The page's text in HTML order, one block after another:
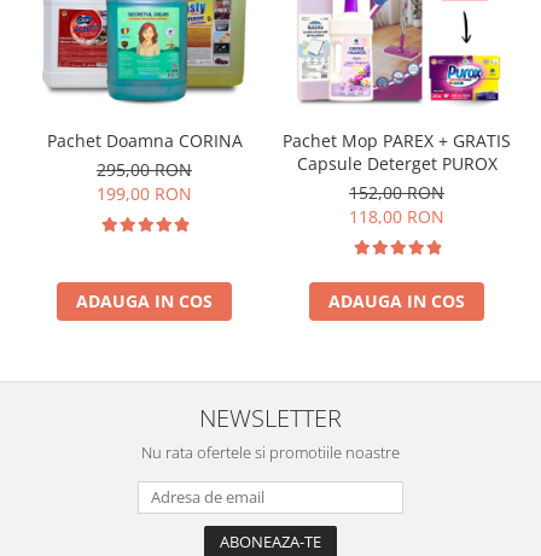
Pachet Doamna CORINA
295,00 RON
199,00 RON
ADAUGA IN COS
Pachet Mop PAREX + GRATIS
Capsule Deterget PUROX
152,00 RON
118,00 RON
ADAUGA IN COS
NEWSLETTER
Nu rata ofertele si promotiile noastre